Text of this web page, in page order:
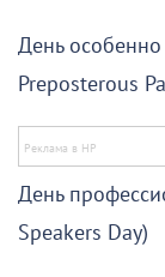
День
Preposterous
День
Speakers Day)